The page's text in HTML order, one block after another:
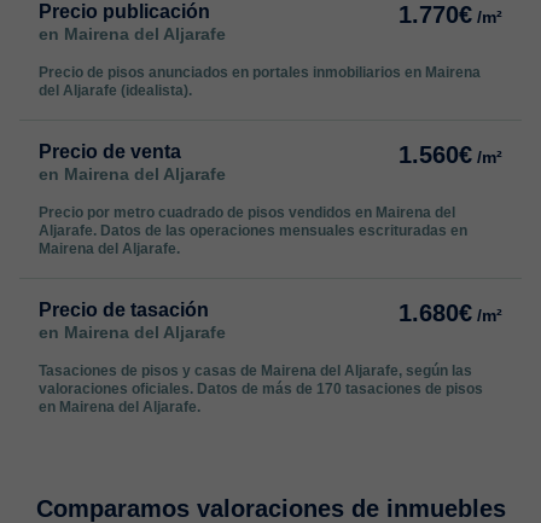
Precio publicación
en Mairena del Aljarafe
1.770€ /m²
Precio de pisos anunciados en portales inmobiliarios en Mairena
del Aljarafe (idealista).
Precio de venta
en Mairena del Aljarafe
1.560€ /m²
Precio por metro cuadrado de pisos vendidos en Mairena del
Aljarafe. Datos de las operaciones mensuales escrituradas en
Mairena del Aljarafe.
Precio de tasación
en Mairena del Aljarafe
1.680€ /m²
Tasaciones de pisos y casas de Mairena del Aljarafe, según las
valoraciones oficiales. Datos de más de 170 tasaciones de pisos
en Mairena del Aljarafe.
Comparamos valoraciones de inmuebles